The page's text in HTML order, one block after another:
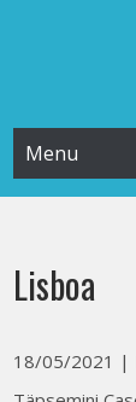
Menu
Lisboa
18/05/2021 |